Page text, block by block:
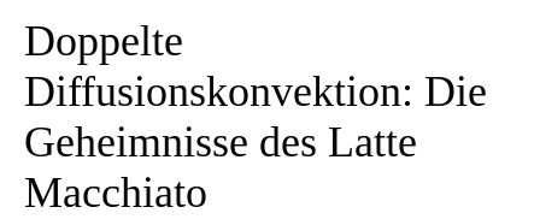
Doppelte
Diffusionskonvektion: Die
Geheimnisse des Latte
Macchiato